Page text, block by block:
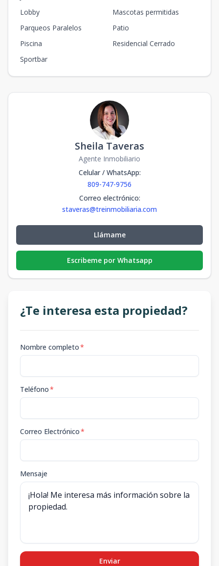
Lobby
Mascotas permitidas
Parqueos Paralelos
Patio
Piscina
Residencial Cerrado
Sportbar
Sheila Taveras
Agente Inmobiliario
Celular / WhatsApp:
809-747-9756
Correo electrónico:
staveras@treinmobiliaria.com
Llámame
Escribeme por Whatsapp
¿Te interesa esta propiedad?
Nombre completo*
Teléfono*
Correo Electrónico*
Mensaje
Enviar